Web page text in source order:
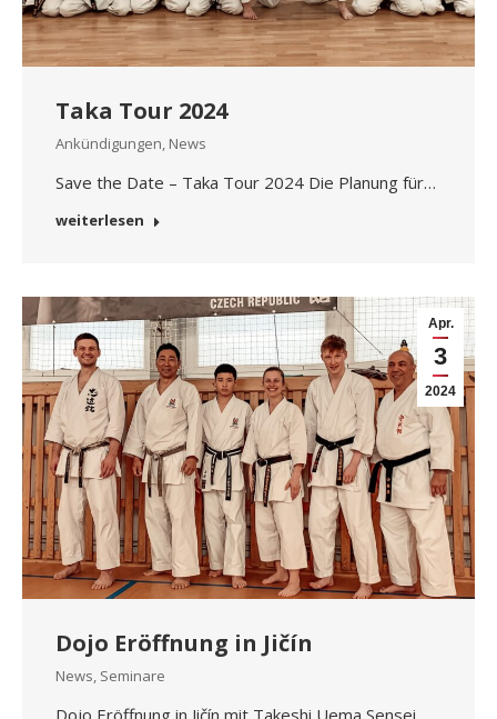
Taka Tour 2024
Ankündigungen, News
Save the Date – Taka Tour 2024 Die Planung für…
weiterlesen
Apr.
3
2024
Dojo Eröffnung in Jičín
News, Seminare